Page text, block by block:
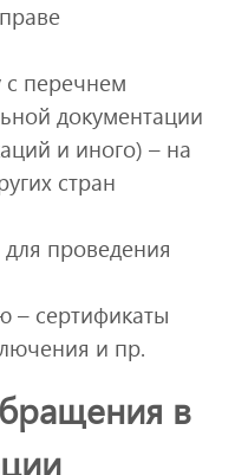
с перечнем
документации
и иного) – на
стран
проведения
– сертификаты
и пр.
в